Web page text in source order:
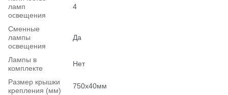
ламп
освещения
4
Сменные
лампы
освещения
Да
Лампы в
комплекте
Нет
Размер крышки
крепления (мм)
750х40мм